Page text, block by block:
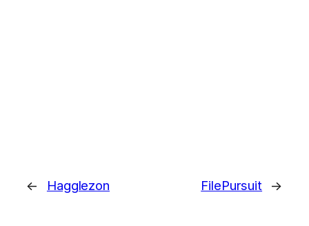
← Hagglezon FilePursuit →